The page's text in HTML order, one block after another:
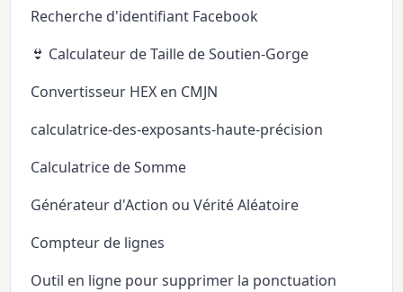
Recherche d'identifiant Facebook
👙 Calculateur de Taille de Soutien-Gorge
Convertisseur HEX en CMJN
calculatrice-des-exposants-haute-précision
Calculatrice de Somme
Générateur d'Action ou Vérité Aléatoire
Compteur de lignes
Outil en ligne pour supprimer la ponctuation